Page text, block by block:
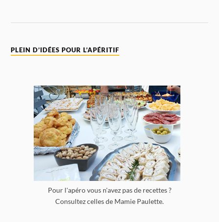
PLEIN D’IDÉES POUR L’APÉRITIF
Pour l'apéro vous n'avez pas de recettes ?
Consultez celles de Mamie Paulette.